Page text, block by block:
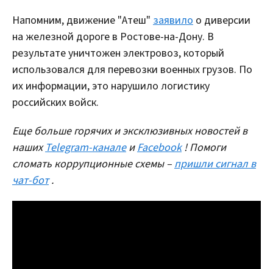
Напомним, движение "Атеш" заявило о диверсии
на железной дороге в Ростове-на-Дону. В
результате уничтожен электровоз, который
использовался для перевозки военных грузов. По
их информации, это нарушило логистику
российских войск.
Еще больше горячих и эксклюзивных новостей в
наших Telegram-канале и Facebook ! Помоги
сломать коррупционные схемы – пришли сигнал в
чат-бот .